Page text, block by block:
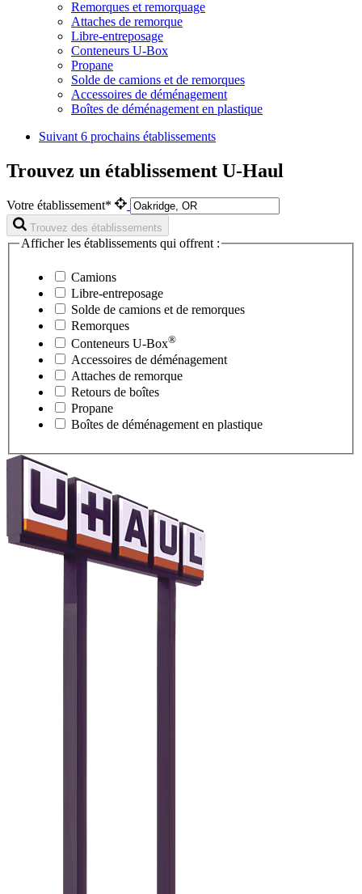
Remorques et remorquage
Attaches de remorque
Libre-entreposage
Conteneurs U-Box
Propane
Solde de camions et de remorques
Accessoires de déménagement
Boîtes de déménagement en plastique
Suivant 6 prochains établissements
Trouvez un établissement U-Haul
Votre établissement*
Trouvez des établissements
Afficher les établissements qui offrent :
Camions
Libre-entreposage
Solde de camions et de remorques
Remorques
Conteneurs U-Box®
Accessoires de déménagement
Attaches de remorque
Retours de boîtes
Propane
Boîtes de déménagement en plastique